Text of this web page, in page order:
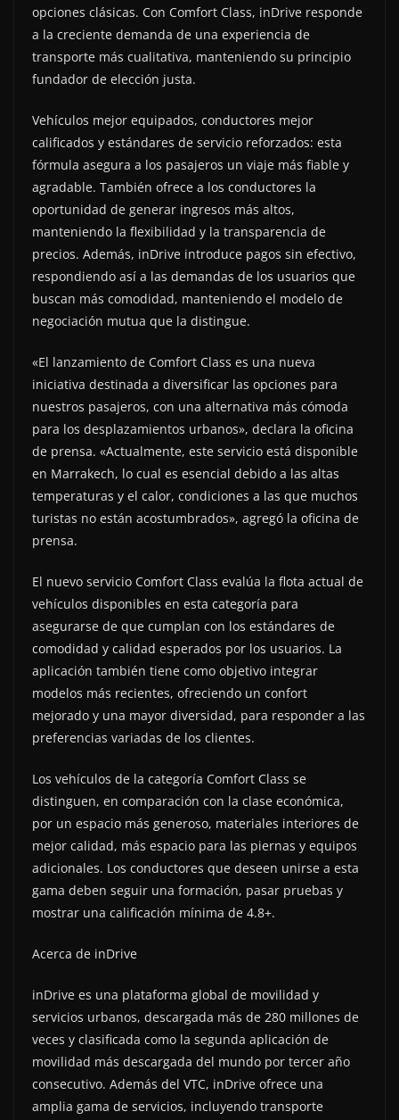
opciones clásicas. Con Comfort Class, inDrive responde
a la creciente demanda de una experiencia de
transporte más cualitativa, manteniendo su principio
fundador de elección justa.
Vehículos mejor equipados, conductores mejor
calificados y estándares de servicio reforzados: esta
fórmula asegura a los pasajeros un viaje más fiable y
agradable. También ofrece a los conductores la
oportunidad de generar ingresos más altos,
manteniendo la flexibilidad y la transparencia de
precios. Además, inDrive introduce pagos sin efectivo,
respondiendo así a las demandas de los usuarios que
buscan más comodidad, manteniendo el modelo de
negociación mutua que la distingue.
«El lanzamiento de Comfort Class es una nueva
iniciativa destinada a diversificar las opciones para
nuestros pasajeros, con una alternativa más cómoda
para los desplazamientos urbanos», declara la oficina
de prensa. «Actualmente, este servicio está disponible
en Marrakech, lo cual es esencial debido a las altas
temperaturas y el calor, condiciones a las que muchos
turistas no están acostumbrados», agregó la oficina de
prensa.
El nuevo servicio Comfort Class evalúa la flota actual de
vehículos disponibles en esta categoría para
asegurarse de que cumplan con los estándares de
comodidad y calidad esperados por los usuarios. La
aplicación también tiene como objetivo integrar
modelos más recientes, ofreciendo un confort
mejorado y una mayor diversidad, para responder a las
preferencias variadas de los clientes.
Los vehículos de la categoría Comfort Class se
distinguen, en comparación con la clase económica,
por un espacio más generoso, materiales interiores de
mejor calidad, más espacio para las piernas y equipos
adicionales. Los conductores que deseen unirse a esta
gama deben seguir una formación, pasar pruebas y
mostrar una calificación mínima de 4.8+.
Acerca de inDrive
inDrive es una plataforma global de movilidad y
servicios urbanos, descargada más de 280 millones de
veces y clasificada como la segunda aplicación de
movilidad más descargada del mundo por tercer año
consecutivo. Además del VTC, inDrive ofrece una
amplia gama de servicios, incluyendo transporte